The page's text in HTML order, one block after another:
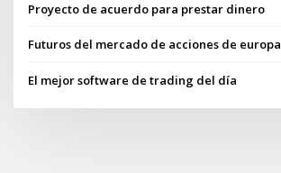
Proyecto de acuerdo para prestar dinero
Futuros del mercado de acciones de europa
El mejor software de trading del día